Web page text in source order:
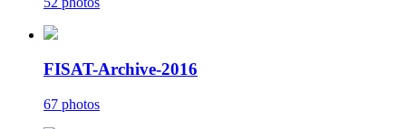
FISAT-Archive-2016
67 photos